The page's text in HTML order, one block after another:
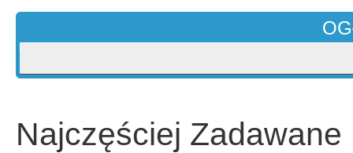
Najczęściej Zadawane